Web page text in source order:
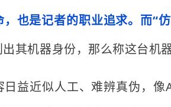
也是记者的职业追求。而“
其机器身份，那么称这台机
益近似人工、难辨真伪，